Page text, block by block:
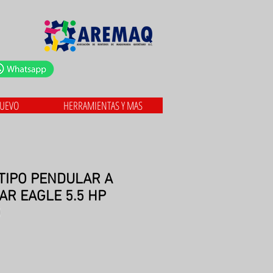
HERRAMIENTAS Y MAS
PENDULAR A
EAGLE 5.5 HP